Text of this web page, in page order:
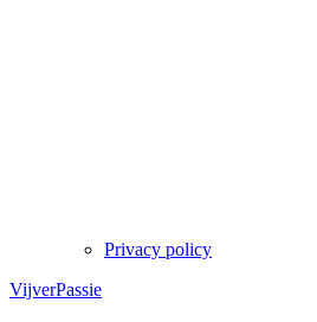
Privacy policy
VijverPassie